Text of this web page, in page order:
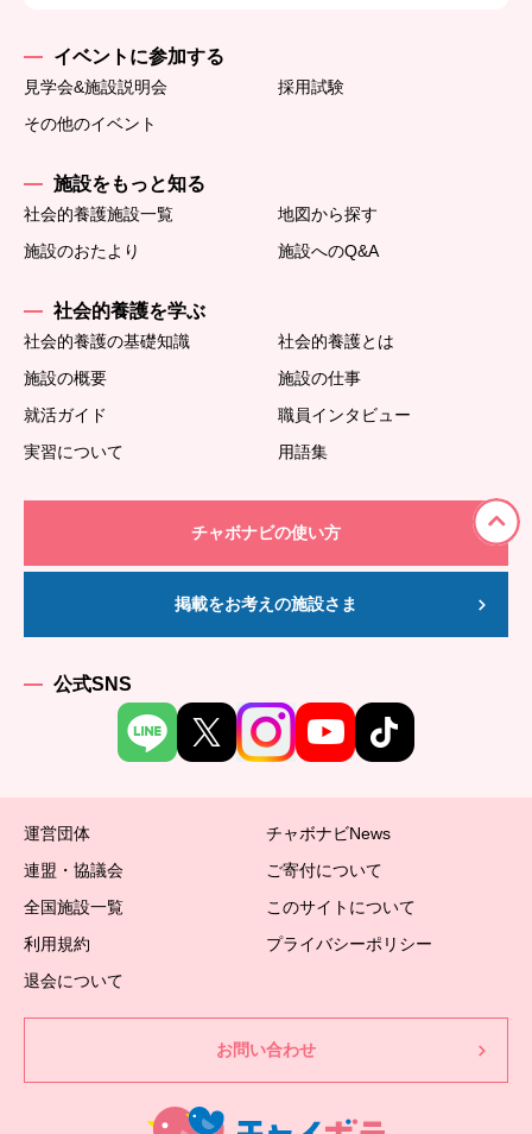
イベントに参加する
見学会&施設説明会
採用試験
その他のイベント
施設をもっと知る
社会的養護施設一覧
地図から探す
施設のおたより
施設へのQ&A
社会的養護を学ぶ
社会的養護の基礎知識
社会的養護とは
施設の概要
施設の仕事
就活ガイド
職員インタビュー
実習について
用語集
チャボナビの使い方
掲載をお考えの施設さま
公式SNS
運営団体
チャボナビNews
連盟・協議会
ご寄付について
全国施設一覧
このサイトについて
利用規約
プライバシーポリシー
退会について
お問い合わせ